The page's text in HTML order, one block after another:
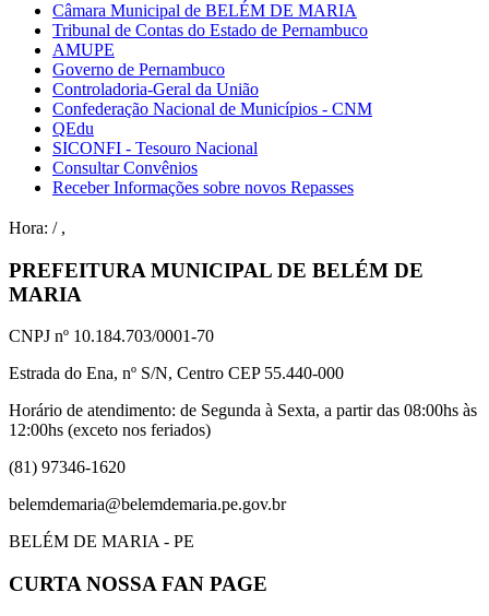
Câmara Municipal de BELÉM DE MARIA
Tribunal de Contas do Estado de Pernambuco
AMUPE
Governo de Pernambuco
Controladoria-Geral da União
Confederação Nacional de Municípios - CNM
QEdu
SICONFI - Tesouro Nacional
Consultar Convênios
Receber Informações sobre novos Repasses
Hora: / ,
PREFEITURA MUNICIPAL DE BELÉM DE
MARIA
CNPJ nº 10.184.703/0001-70
Estrada do Ena, nº S/N, Centro CEP 55.440-000
Horário de atendimento: de Segunda à Sexta, a partir das 08:00hs às
12:00hs (exceto nos feriados)
(81) 97346-1620
belemdemaria@belemdemaria.pe.gov.br
BELÉM DE MARIA - PE
CURTA NOSSA FAN PAGE